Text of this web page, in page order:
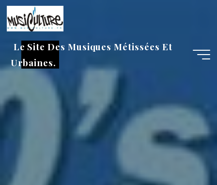
Aller
au
contenu
Le Site Des Musiques Métissées Et
Urbaines.